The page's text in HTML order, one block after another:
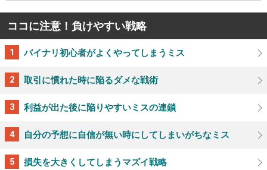
ココに注意！負けやすい戦略
バイナリ初心者がよくやってしまうミス
取引に慣れた時に陥るダメな戦術
利益が出た後に陥りやすいミスの連鎖
自分の予想に自信が無い時にしてしまいがちなミス
損失を大きくしてしまうマズイ戦略